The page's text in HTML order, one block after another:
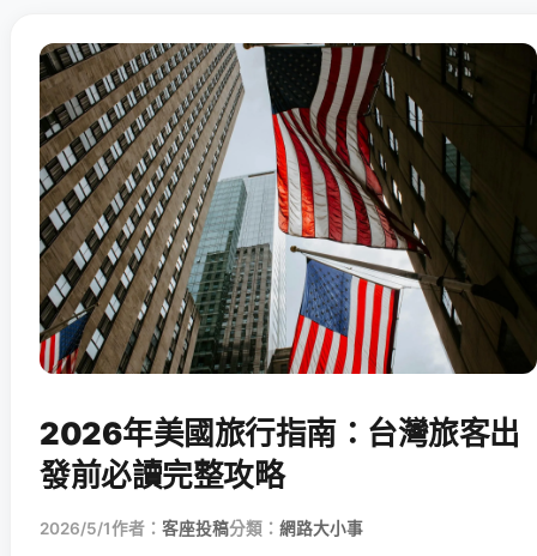
2026年美國旅行指南：台灣旅客出
發前必讀完整攻略
2026/5/1作者： 客座投稿分類： 網路大小事